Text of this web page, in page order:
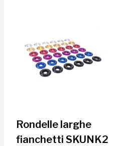
Rondelle larghe
fianchetti SKUNK2